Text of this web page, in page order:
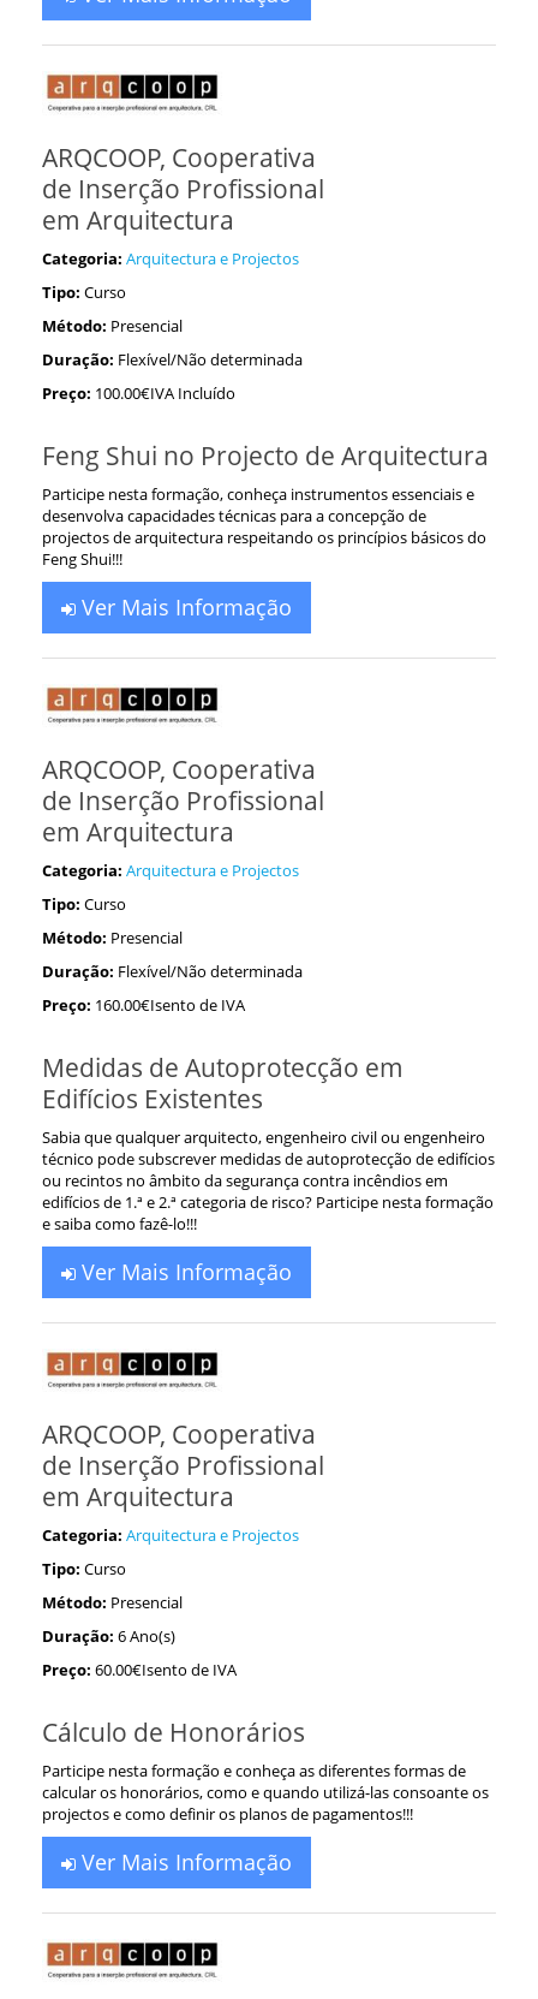
ARQCOOP, Cooperativa
de Inserção Profissional
em Arquitectura
Categoria: Arquitectura e Projectos
Tipo: Curso
Método: Presencial
Duração: Flexível/Não determinada
Preço: 100.00€IVA Incluído
Feng Shui no Projecto de Arquitectura
Participe nesta formação, conheça instrumentos essenciais e
desenvolva capacidades técnicas para a concepção de
projectos de arquitectura respeitando os princípios básicos do
Feng Shui!!!
Ver Mais Informação
ARQCOOP, Cooperativa
de Inserção Profissional
em Arquitectura
Categoria: Arquitectura e Projectos
Tipo: Curso
Método: Presencial
Duração: Flexível/Não determinada
Preço: 160.00€Isento de IVA
Medidas de Autoprotecção em
Edifícios Existentes
Sabia que qualquer arquitecto, engenheiro civil ou engenheiro
técnico pode subscrever medidas de autoprotecção de edifícios
ou recintos no âmbito da segurança contra incêndios em
edifícios de 1.ª e 2.ª categoria de risco? Participe nesta formação
e saiba como fazê-lo!!!
Ver Mais Informação
ARQCOOP, Cooperativa
de Inserção Profissional
em Arquitectura
Categoria: Arquitectura e Projectos
Tipo: Curso
Método: Presencial
Duração: 6 Ano(s)
Preço: 60.00€Isento de IVA
Cálculo de Honorários
Participe nesta formação e conheça as diferentes formas de
calcular os honorários, como e quando utilizá-las consoante os
projectos e como definir os planos de pagamentos!!!
Ver Mais Informação